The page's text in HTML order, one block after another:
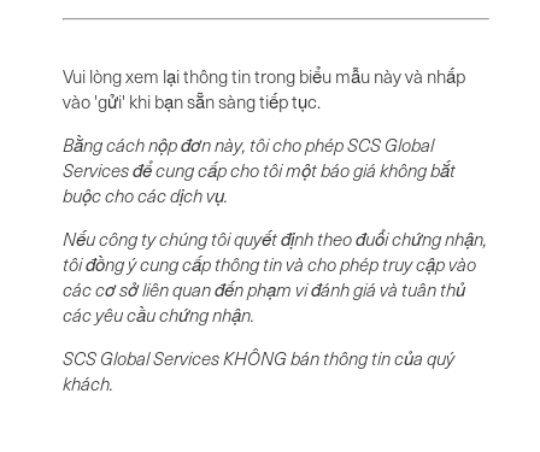
Vui lòng xem lại thông tin trong biểu mẫu này và nhấp
vào 'gửi' khi bạn sẵn sàng tiếp tục.
Bằng cách nộp đơn này, tôi cho phép SCS Global
Services để cung cấp cho tôi một báo giá không bắt
buộc cho các dịch vụ.
Nếu công ty chúng tôi quyết định theo đuổi chứng nhận,
tôi đồng ý cung cấp thông tin và cho phép truy cập vào
các cơ sở liên quan đến phạm vi đánh giá và tuân thủ
các yêu cầu chứng nhận.
SCS Global Services KHÔNG bán thông tin của quý
khách.